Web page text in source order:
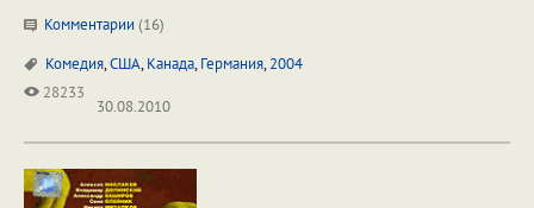
Комментарии (16)
Комедия,США,Канада,Германия,2004
28233
30.08.2010